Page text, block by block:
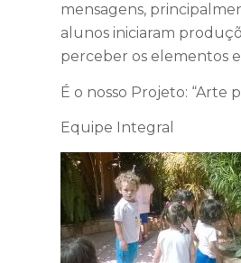
mensagens,
alunos iniciaram
perceber os elementos
É o nosso Projeto: “Arte
Equipe Integral